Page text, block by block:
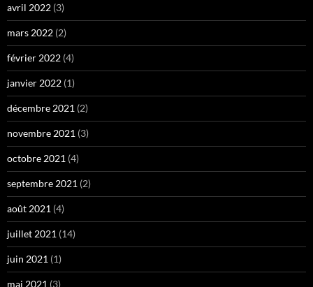
avril 2022 (3)
mars 2022 (2)
février 2022 (4)
janvier 2022 (1)
décembre 2021 (2)
novembre 2021 (3)
octobre 2021 (4)
septembre 2021 (2)
août 2021 (4)
juillet 2021 (14)
juin 2021 (1)
mai 2021 (3)